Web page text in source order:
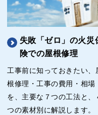
失敗「ゼロ」の火災
険での屋根修理
工事前に知っておきたい、
根修理・工事の費用・相場
を、主要な７つの工法と、
つの素材別に解説します。